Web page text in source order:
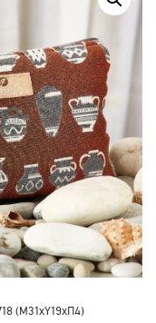
(M31xY19xΠ4)